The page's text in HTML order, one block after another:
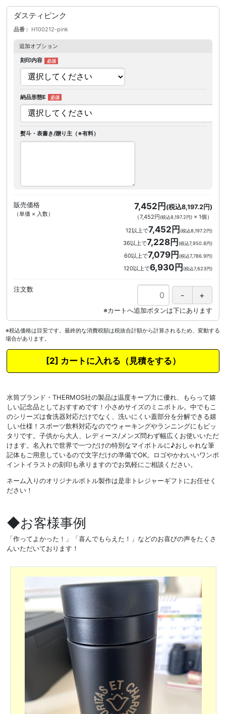
ダスティピンク
品番 H100212-pink
追加オプション
刻印内容
納品形態E
熨斗・表書き/贈り主（※有料）
販売価格
（単価 × 入数）
7,452円(税込8,197.2円)
（7,452円(税込8,197.2円)× 1個 ）
12以上で7,452円 (税込8,197.2円)
36以上で7,228円 (税込7,950.8円)
60以上で7,079円 (税込7,786.9円)
120以上で6,930円 (税込7,623円)
注文数
※税込価格は目安です。最終的な消費税額は税抜合計額から計算されるため、変動する
場合があります。
カートに入れる
水筒ブランド・THERMOS社の製品は温度キープ力に優れ、もらって嬉
しい記念品としておすすめです！小さめサイズのミニボトル。中でもこ
のシリーズは食洗器対応だけでなく、洗いにくい蓋部分を分解できる嬉
しい仕様！スポーツ飲料対応なのでウォーキングやランニングにもピッ
タリです。子供から大人、レディース/メンズ問わず幅広くお使いいただ
けます。名入れで世界で一つだけの特別なマイボトルに♪おしゃれな筆
記体もご用意しているので文字だけの準備でOK。ロゴやかわいいワンポ
イントイラストの刻印も承りますのでお気軽にご相談ください。
ネーム入りのオリジナルボトル製作は是非トレジャーギフトにお任せく
ださい！
◆お客様事例
「作ってよかった！」「喜んでもらえた！」などのお喜びの声をたくさ
んいただいております！